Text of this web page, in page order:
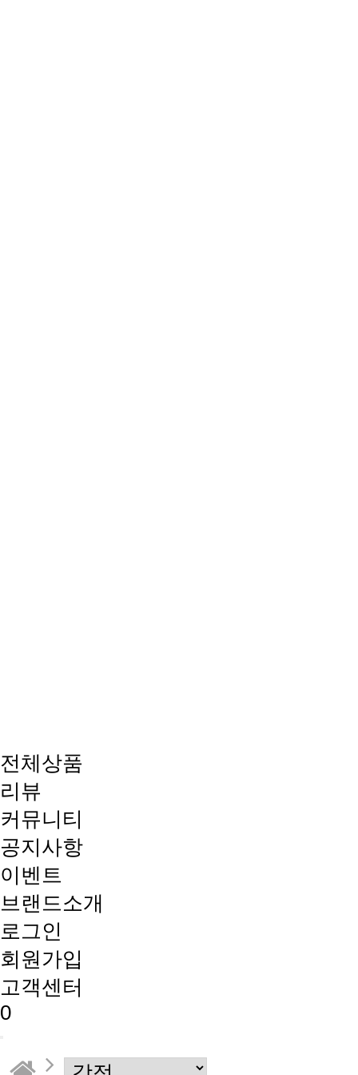
전체상품
리뷰
커뮤니티
공지사항
이벤트
브랜드소개
로그인
회원가입
고객센터
0